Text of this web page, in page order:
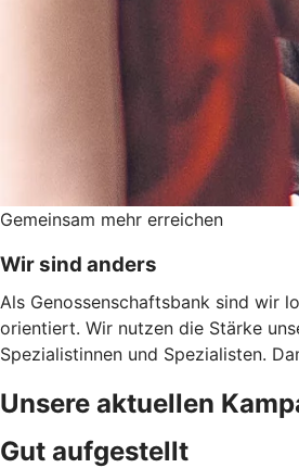
Gemeinsam mehr erreichen
Wir sind anders
Als Genossenschaftsbank sind wir
orientiert. Wir nutzen die Stärke
Spezialistinnen und Spezialisten.
Unsere aktuellen
Gut aufgestellt